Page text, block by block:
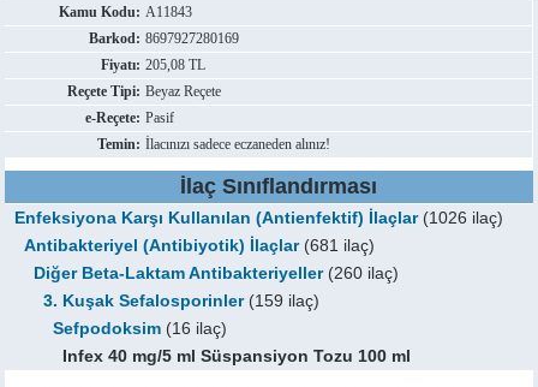
Kamu Kodu: A11843
Barkod: 8697927280169
Fiyatı: 205,08 TL
Reçete Tipi: Beyaz Reçete
e-Reçete: Pasif
Temin: İlacınızı sadece eczaneden alınız!
İlaç Sınıflandırması
Enfeksiyona Karşı Kullanılan (Antienfektif) İlaçlar(1026 ilaç)
Antibakteriyel (Antibiyotik) İlaçlar(681 ilaç)
Diğer Beta-Laktam Antibakteriyeller(260 ilaç)
3. Kuşak Sefalosporinler(159 ilaç)
Sefpodoksim (16 ilaç)
Infex 40 mg/5 ml Süspansiyon Tozu 100 ml